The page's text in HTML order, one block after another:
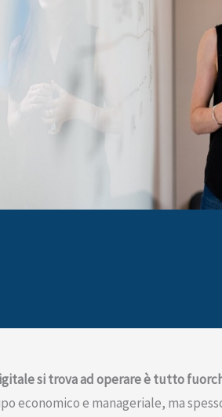
si trova ad operare è tutto
economico e manageriale, ma